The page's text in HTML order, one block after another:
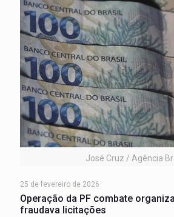
José Cruz / Agência
25 de fevereiro de 2026
Operação da PF combate
fraudava licitações